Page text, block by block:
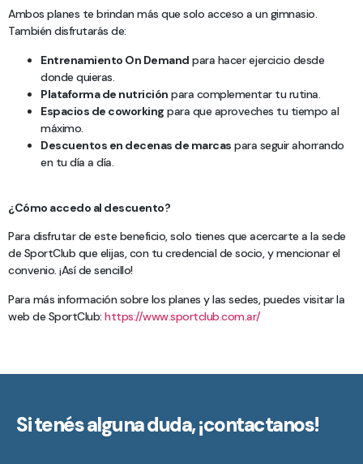
Ambos planes te brindan más que solo acceso a un gimnasio.
También disfrutarás de:
Entrenamiento On Demand para hacer ejercicio desde
donde quieras.
Plataforma de nutrición para complementar tu rutina.
Espacios de coworking para que aproveches tu tiempo al
máximo.
Descuentos en decenas de marcas para seguir ahorrando
en tu día a día.
¿Cómo accedo al descuento?
Para disfrutar de este beneficio, solo tienes que acercarte a la sede
de SportClub que elijas, con tu credencial de socio, y mencionar el
convenio. ¡Así de sencillo!
Para más información sobre los planes y las sedes, puedes visitar la
web de SportClub: https://www.sportclub.com.ar/
Si tenés alguna duda,¡contactanos!